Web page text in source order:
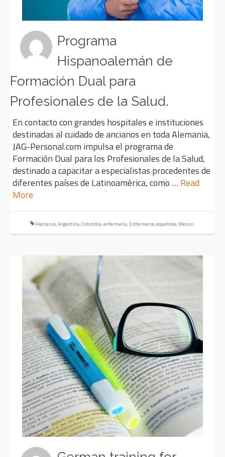
Programa
Hispanoalemán de
Formación Dual para
Profesionales de la Salud.
En contacto con grandes hospitales e instituciones
destinadas al cuidado de ancianos en toda Alemania,
JAG-Personal.com impulsa el programa de
Formación Dual para los Profesionales de la Salud,
destinado a capacitar a especialistas procedentes de
diferentes países de Latinoamérica, como … Read
More
Alemania,Argentina,Colombia,enfermería, Enfermeros,españoles, México